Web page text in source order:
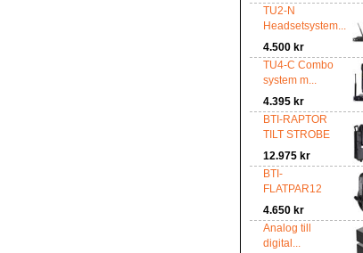
TU2-N
Headsetsystem...
4.500 kr
TU4-C Combo
system m...
4.395 kr
BTI-RAPTOR
TILT STROBE
12.975 kr
BTI-
FLATPAR12
4.650 kr
Analog till
digital...